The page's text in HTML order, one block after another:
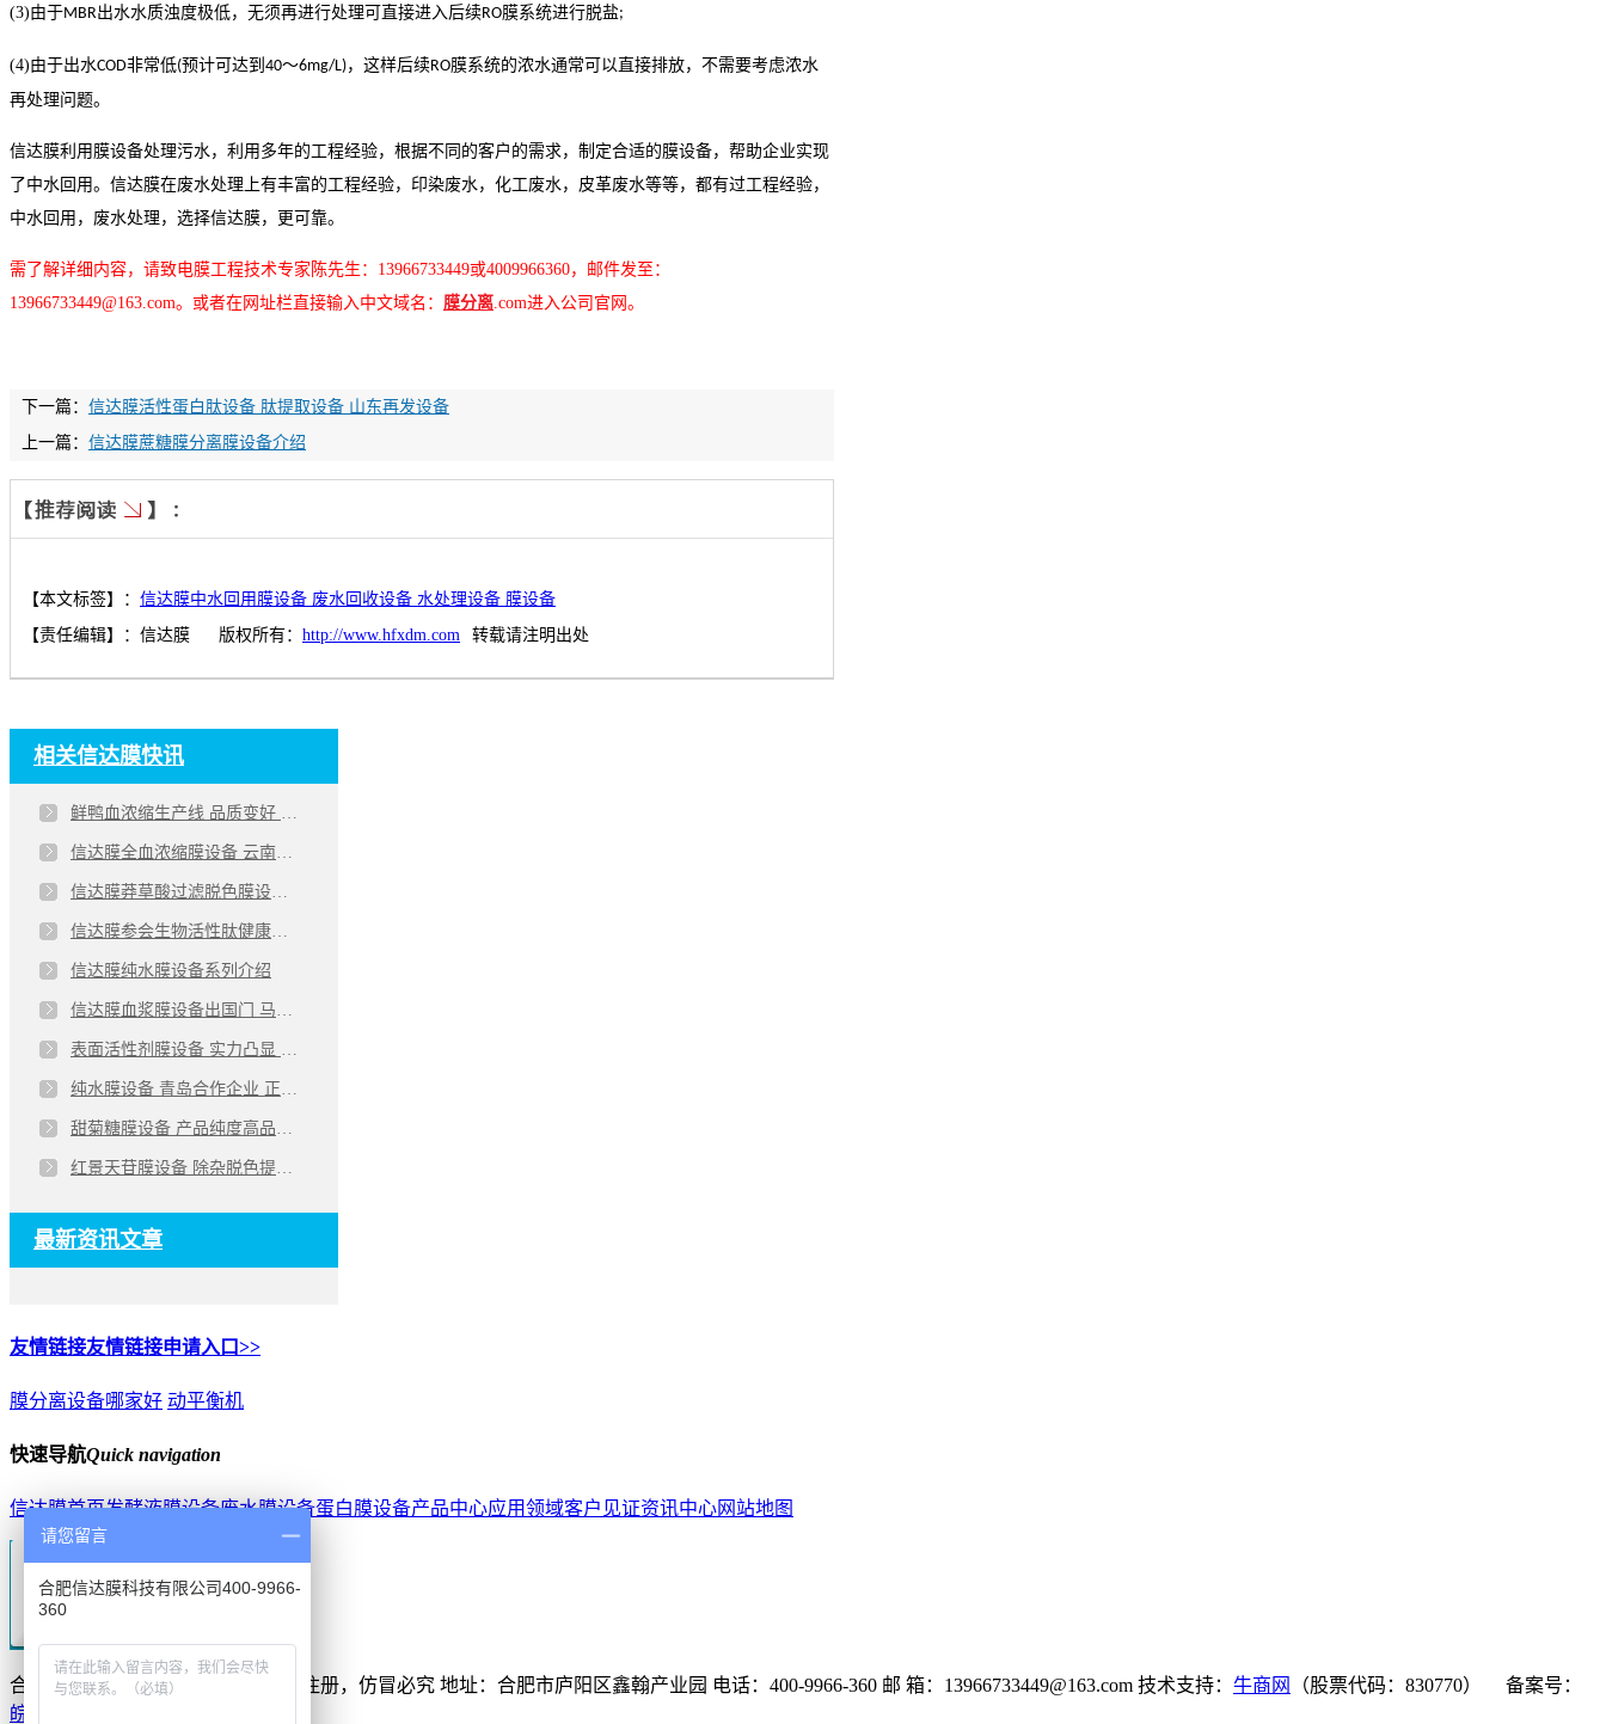
(3)由于MBR出水水质浊度极低，无须再进行处理可直接进入后续RO膜系统进行脱盐;
(4)由于出水COD非常低(预计可达到 40～6mg/L)，这样后续RO膜系统的浓水通常可以直接排放，不需要考虑浓水
再处理问题。
信达膜利用膜设备处理污水，利用多年的工程经验，根据不同的客户的需求，制定合适的膜设备，帮助企业实现
了中水回用。信达膜在废水处理上有丰富的工程经验，印染废水，化工废水，皮革废水等等，都有过工程经验，
中水回用，废水处理，选择信达膜，更可靠。
需了解详细内容，请致电膜工程技术专家陈先生：13966733449或4009966360，邮件发至：
13966733449@163.com。或者在网址栏直接输入中文域名： 膜分离.com进入公司官网。
下一篇： 信达膜活性蛋白肽设备 肽提取设备 山东再发设备
上一篇： 信达膜蔗糖膜分离膜设备介绍
【本文标签】： 信达膜中水回用膜设备 废水回收设备 水处理设备 膜设备
【责任编辑】： 信达膜 版权所有： http://www.hfxdm.com 转载请注明出处
相关信达膜快讯
鲜鸭血浓缩生产线 品质变好 提升产品利润
信达膜全血浓缩膜设备 云南客户验收 降本产品增值明显
信达膜莽草酸过滤脱色膜设备 成功案例加持 更可靠
信达膜参会生物活性肽健康产业论坛 膜技术受肯定
信达膜纯水膜设备系列介绍
信达膜血浆膜设备出国门 马来西亚合作客户设备发货
表面活性剂膜设备 实力凸显 引外商驻足
纯水膜设备 青岛合作企业 正式验收
甜菊糖膜设备 产品纯度高品质好 低能耗低成本
红景天苷膜设备 除杂脱色提纯 高效节能 成本低
最新资讯文章
友情链接友情链接申请入口>>
膜分离设备哪家好 动平衡机
快速导航Quick navigation
信达膜首页发酵液膜设备废水膜设备蛋白膜设备产品中心应用领域客户见证资讯中心网站地图
合肥信达膜科技有限公司 网站版权注册，仿冒必究 地址：合肥市庐阳区鑫翰产业园 电话：400-9966-360 邮 箱：13966733449@163.com 技术支持： 牛商网 （股票代码：830770）
备案号：
皖ICP备16000292号
请您留言
合肥信达膜科技有限公司400-9966-
360